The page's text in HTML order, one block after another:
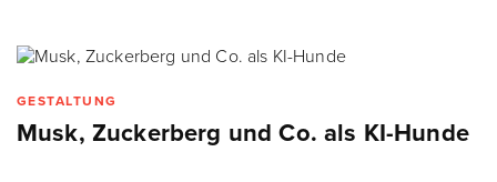
GESTALTUNG
Musk, Zuckerberg und Co. als KI-Hunde